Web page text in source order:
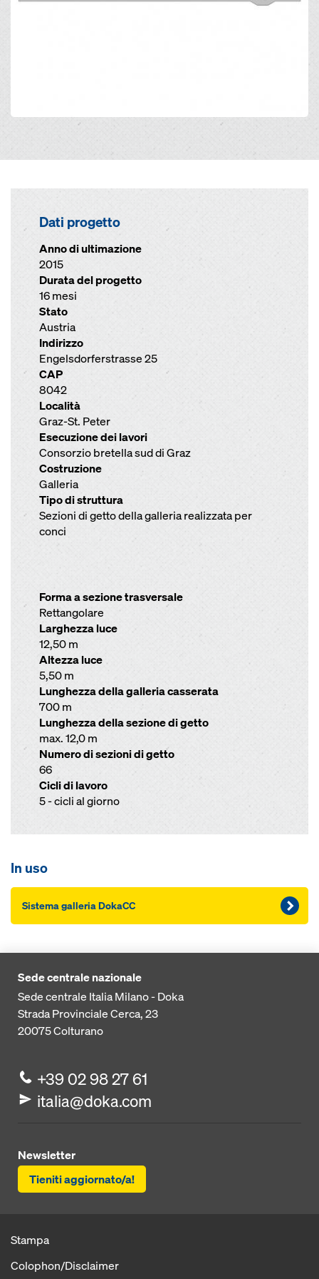
Dati progetto
Anno di ultimazione
2015
Durata del progetto
16 mesi
Stato
Austria
Indirizzo
Engelsdorferstrasse 25
CAP
8042
Località
Graz-St. Peter
Esecuzione dei lavori
Consorzio bretella sud di Graz
Costruzione
Galleria
Tipo di struttura
Sezioni di getto della galleria realizzata per
conci
Forma a sezione trasversale
Rettangolare
Larghezza luce
12,50 m
Altezza luce
5,50 m
Lunghezza della galleria casserata
700 m
Lunghezza della sezione di getto
max. 12,0 m
Numero di sezioni di getto
66
Cicli di lavoro
5 - cicli al giorno
In uso
Sistema galleria DokaCC
Sede centrale nazionale
Sede centrale Italia Milano - Doka
Strada Provinciale Cerca, 23
20075Colturano
+39 02 98 27 61
italia@doka.com
Newsletter
Tieniti aggiornato/a!
Stampa
Colophon/Disclaimer